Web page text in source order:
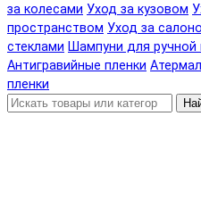
за колесами Уход за кузовом
пространством Уход за
стеклами Шампуни для ручной
Антигравийные пленки
пленки